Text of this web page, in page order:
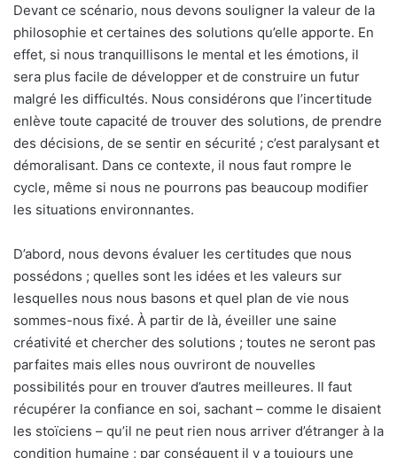
Devant ce scénario, nous devons souligner la valeur de la
philosophie et certaines des solutions qu’elle apporte. En
effet, si nous tranquillisons le mental et les émotions, il
sera plus facile de développer et de construire un futur
malgré les difficultés. Nous considérons que l’incertitude
enlève toute capacité de trouver des solutions, de prendre
des décisions, de se sentir en sécurité ; c’est paralysant et
démoralisant. Dans ce contexte, il nous faut rompre le
cycle, même si nous ne pourrons pas beaucoup modifier
les situations environnantes.
D’abord, nous devons évaluer les certitudes que nous
possédons ; quelles sont les idées et les valeurs sur
lesquelles nous nous basons et quel plan de vie nous
sommes-nous fixé. À partir de là, éveiller une saine
créativité et chercher des solutions ; toutes ne seront pas
parfaites mais elles nous ouvriront de nouvelles
possibilités pour en trouver d’autres meilleures. Il faut
récupérer la confiance en soi, sachant – comme le disaient
les stoïciens – qu’il ne peut rien nous arriver d’étranger à la
condition humaine ; par conséquent il y a toujours une